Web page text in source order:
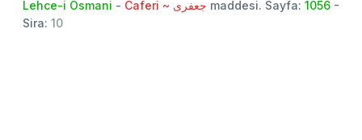
Lehce-i Osmani - Caferi ~ جعفری maddesi. Sayfa: 1056 -
Sira: 10